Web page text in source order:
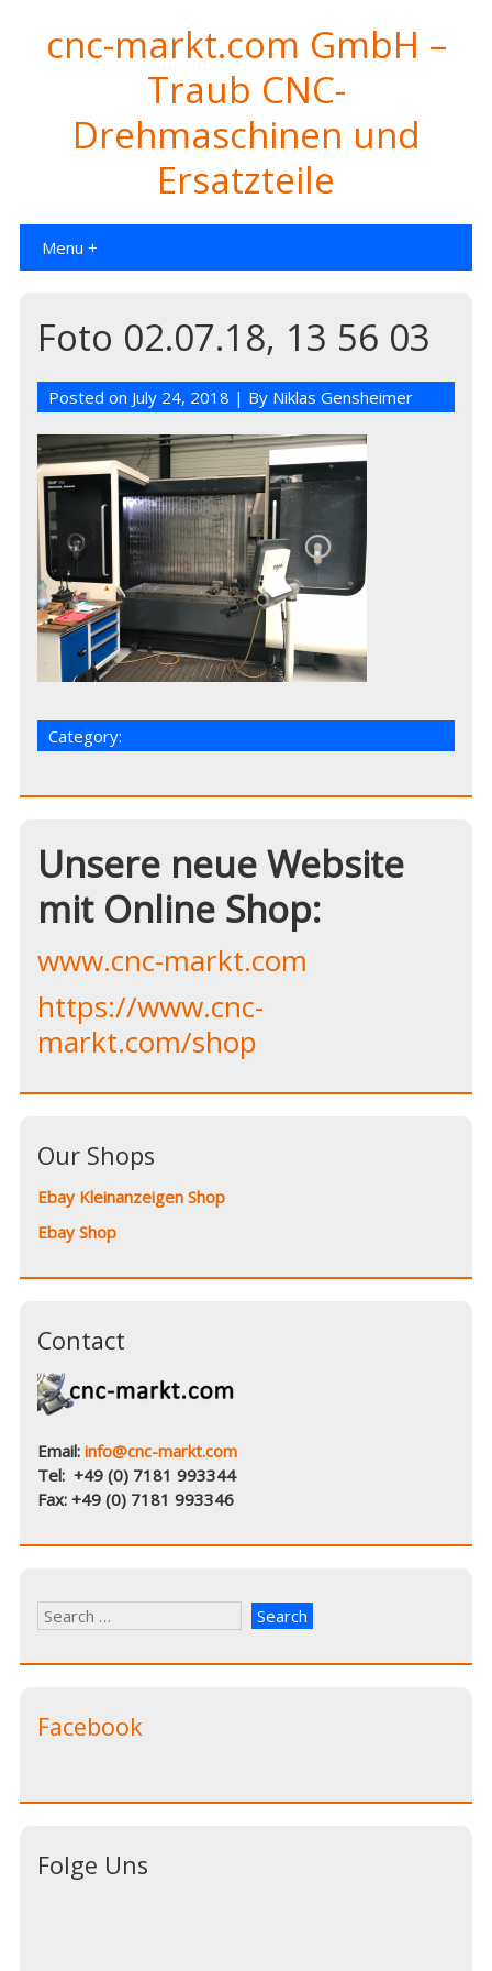
cnc-markt.com GmbH –
Traub CNC-
Drehmaschinen und
Ersatzteile
Menu +
Foto 02.07.18, 13 56 03
Posted on July 24, 2018 | By Niklas Gensheimer
Category:
Unsere neue Website
mit Online Shop:
www.cnc-markt.com
https://www.cnc-
markt.com/shop
Our Shops
Ebay Kleinanzeigen Shop
Ebay Shop
Contact
Email:info@cnc-markt.com
Tel: +49 (0) 7181 993344
Fax: +49 (0) 7181 993346
Facebook
Folge Uns